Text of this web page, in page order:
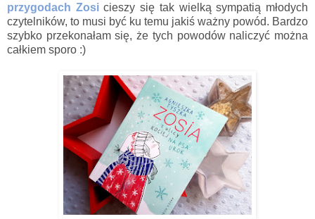
przygodach Zosicieszy się tak wielką sympatią młodych
czytelników, to musi być ku temu jakiś ważny powód. Bardzo
szybko przekonałam się, że tych powodów naliczyć można
całkiem sporo :)